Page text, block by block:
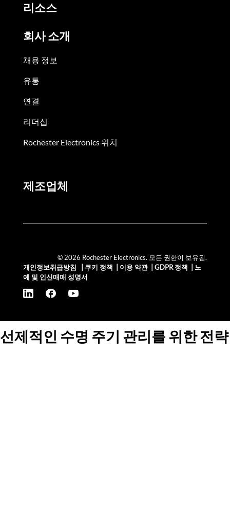
리소스
회사 소개
채용 정보
유통
연결
리더십
Rochester Electronics 위치
제조업체
© 2026 Rochester Electronics. 모든 권한이 보유됨.
개인정보취급방침
쿠키 정책 이용 약관| GDPR 정책
노
예 및 인신매매 성명서
선제적인 수명 주기 관리를 위한 전략